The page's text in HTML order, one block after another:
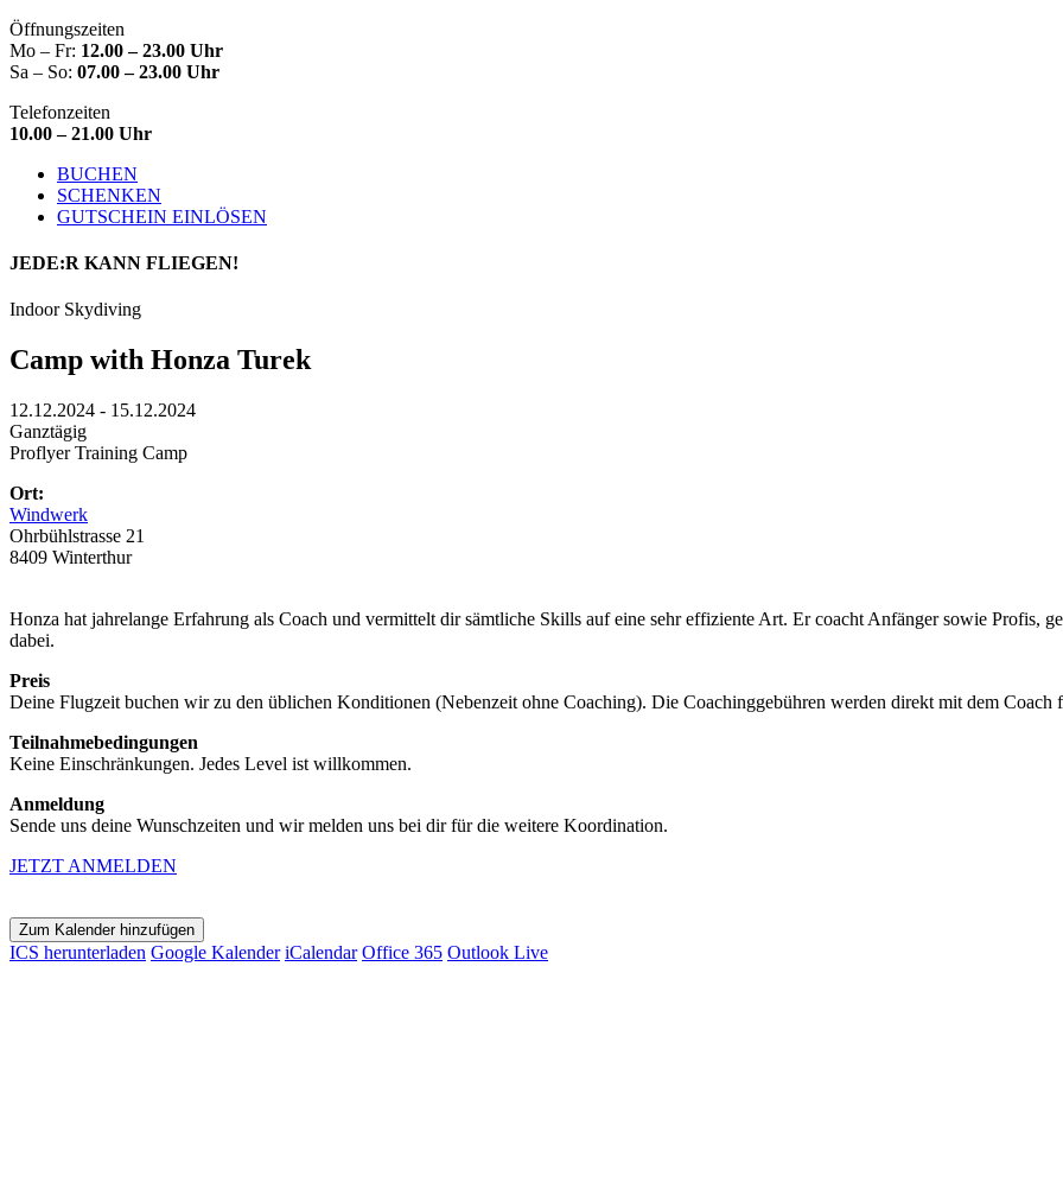
Öffnungszeiten
Mo – Fr: 12.00 – 23.00 Uhr
Sa – So: 07.00 – 23.00 Uhr
Telefonzeiten
10.00 – 21.00 Uhr
BUCHEN
SCHENKEN
GUTSCHEIN EINLÖSEN
JEDE:R KANN FLIEGEN!
Indoor Skydiving
Camp with Honza Turek
12.12.2024 - 15.12.2024
Ganztägig
Proflyer Training Camp
Ort:
Windwerk
Ohrbühlstrasse 21
8409 Winterthur
Honza hat jahrelange Erfahrung als Coach und vermittelt dir sämtliche Skills auf eine sehr effiziente Art. Er coacht Anfänger sowie Profis,
dabei.
Preis
Deine Flugzeit buchen wir zu den üblichen Konditionen (Nebenzeit ohne Coaching). Die Coachinggebühren werden direkt mit dem Coach
Teilnahmebedingungen
Keine Einschränkungen. Jedes Level ist willkommen.
Anmeldung
Sende uns deine Wunschzeiten und wir melden uns bei dir für die weitere Koordination.
JETZT ANMELDEN
Zum Kalender hinzufügen
ICS herunterladen Google Kalender iCalendar Office 365 Outlook Live